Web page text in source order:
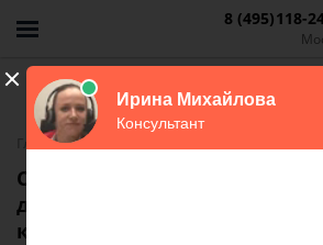
8 (495)118-
Главная-FAQ
Соседи снесли стены на 1
двухэтажном доме и не
квартире, куда обращаться?